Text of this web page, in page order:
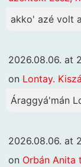
akko' azé volt
2026.08.06. at
on Lontay.
Áraggyá'mán
2026.08.06. at
on Orbán